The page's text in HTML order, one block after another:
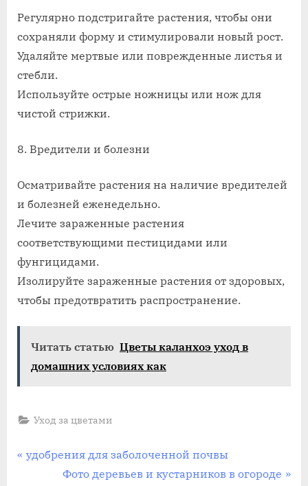
Регулярно подстригайте растения, чтобы они
сохраняли форму и стимулировали новый рост.
Удаляйте мертвые или поврежденные листья и
стебли.
Используйте острые ножницы или нож для
чистой стрижки.
8. Вредители и болезни
Осматривайте растения на наличие вредителей
и болезней еженедельно.
Лечите зараженные растения
соответствующими пестицидами или
фунгицидами.
Изолируйте зараженные растения от здоровых,
чтобы предотвратить распространение.
Читать статью Цветы каланхоэ уход в
домашних условиях как
Уход за цветами
Навигация
П
удобрения для заболоченной почвы
С
Фото деревьев и кустарников в огороде